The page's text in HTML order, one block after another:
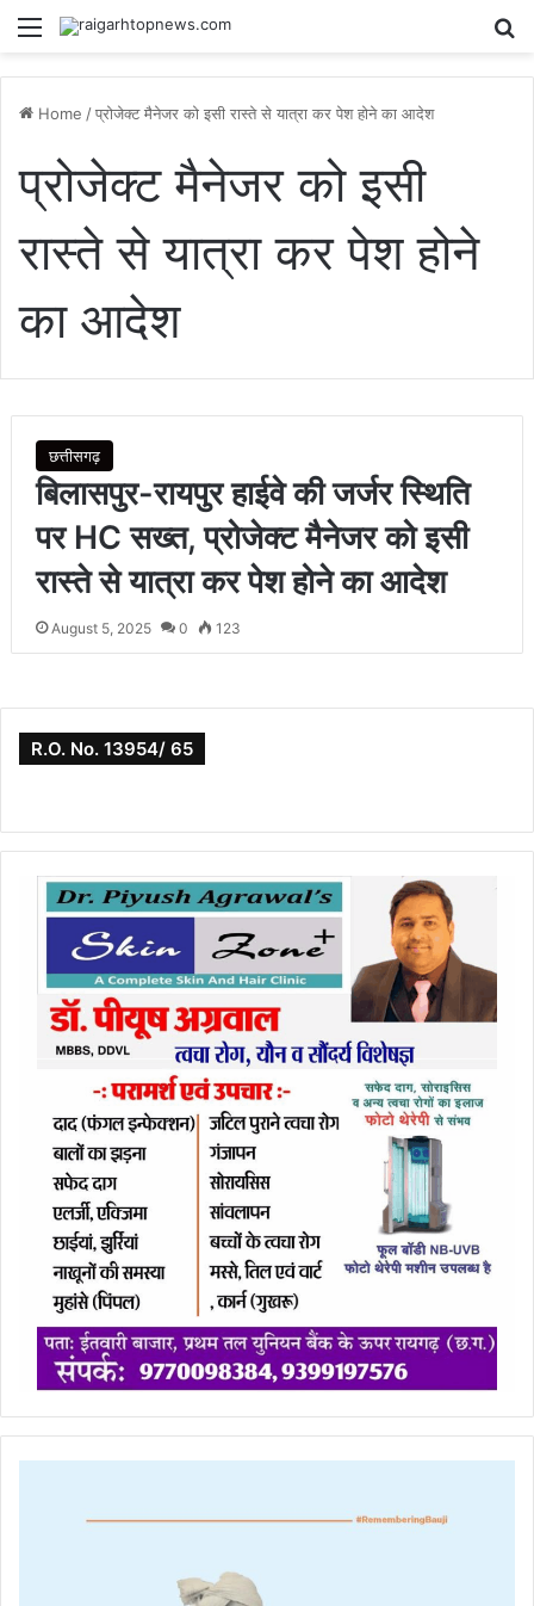
Menu
Home /प्रोजेक्ट मैनेजर को इसी रास्ते से यात्रा कर पेश होने का आदेश
प्रोजेक्ट मैनेजर को इसी
रास्ते से यात्रा कर पेश होने
का आदेश
छत्तीसगढ़
बिलासपुर-रायपुर हाईवे की जर्जर स्थिति
पर HC सख्त, प्रोजेक्ट मैनेजर को इसी
रास्ते से यात्रा कर पेश होने का आदेश
August 5, 2025 0 123
R.O. No. 13954/ 65